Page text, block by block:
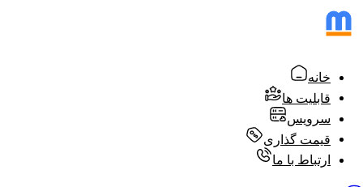
خانه
قابلیت ها
سرویس
قیمت گذاری
ارتباط با ما